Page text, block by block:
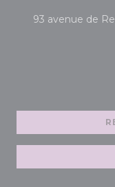
93 avenue de